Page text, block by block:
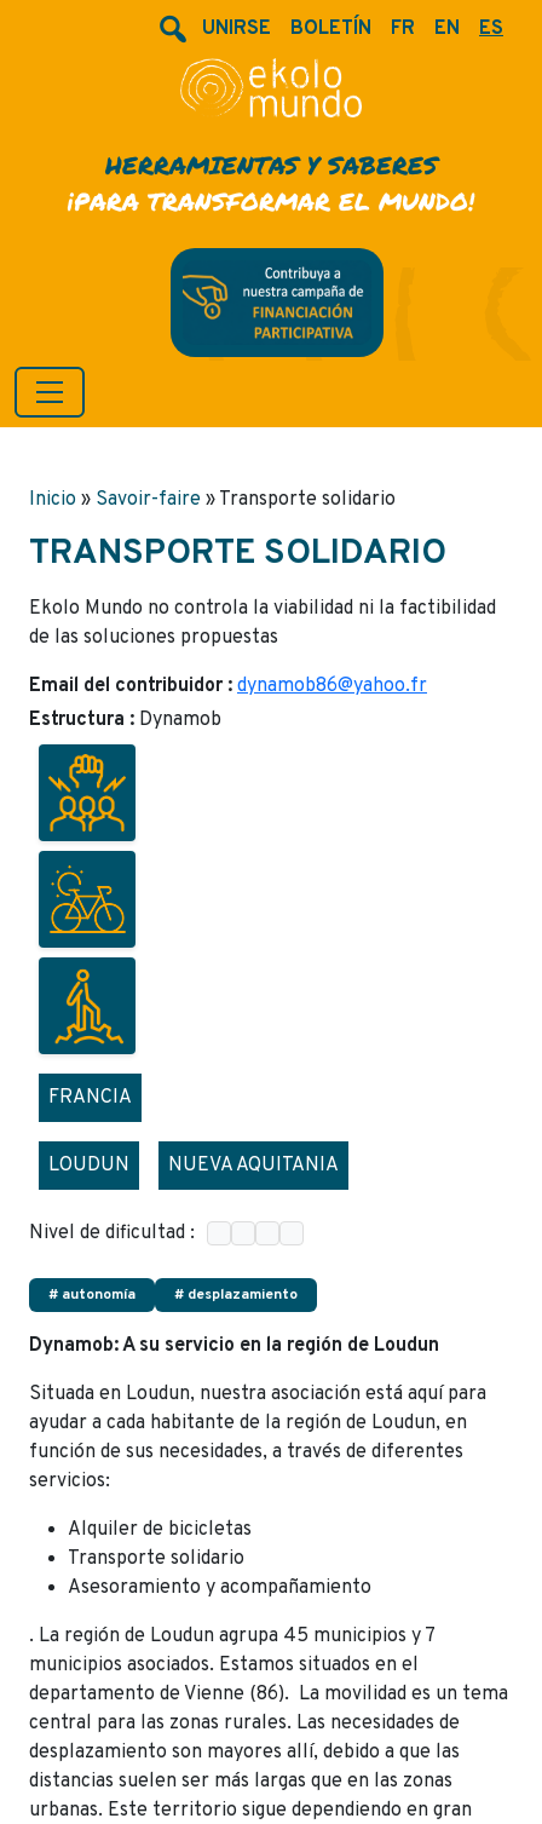
UNIRSE BOLETÍN FR EN ES
HERRAMIENTAS Y SABERES
¡PARA TRANSFORMAR EL MUNDO!
Inicio » Savoir-faire » Transporte solidario
TRANSPORTE SOLIDARIO
Ekolo Mundo no controla la viabilidad ni la factibilidad
de las soluciones propuestas
Email del contribuidor : dynamob86@yahoo.fr
Estructura : Dynamob
FRANCIA
LOUDUN NUEVA AQUITANIA
Nivel de dificultad :
# autonomía # desplazamiento
Dynamob: A su servicio en la región de Loudun
Situada en Loudun, nuestra asociación está aquí para
ayudar a cada habitante de la región de Loudun, en
función de sus necesidades, a través de diferentes
servicios:
Alquiler de bicicletas
Transporte solidario
Asesoramiento y acompañamiento
. La región de Loudun agrupa 45 municipios y 7
municipios asociados. Estamos situados en el
departamento de Vienne (86). La movilidad es un tema
central para las zonas rurales. Las necesidades de
desplazamiento son mayores allí, debido a que las
distancias suelen ser más largas que en las zonas
urbanas. Este territorio sigue dependiendo en gran